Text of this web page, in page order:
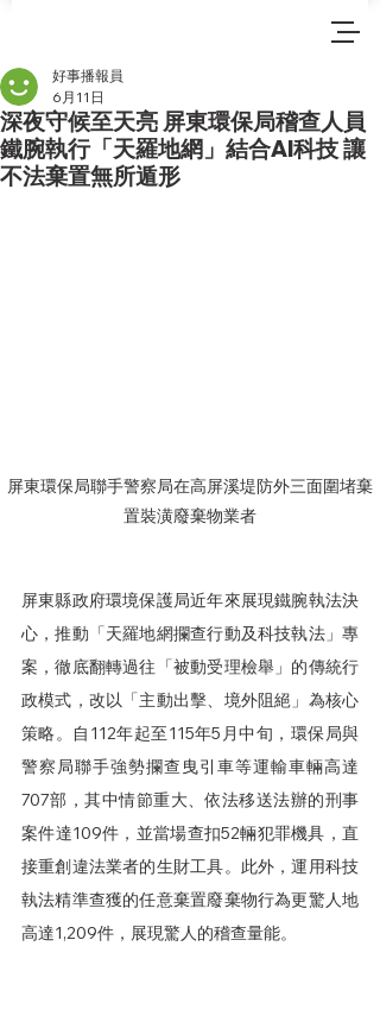
深夜守候至天亮 屏東環保局稽查人員
鐵腕執行「天羅地網」結合AI科技 讓
不法棄置無所遁形
好事播報員
6月11日
屏東環保局聯手警察局在高屏溪堤防外三面圍堵棄
置裝潢廢棄物業者
屏東縣政府環境保護局近年來展現鐵腕執法決
心，推動「天羅地網攔查行動及科技執法」專
案，徹底翻轉過往「被動受理檢舉」的傳統行
政模式，改以「主動出擊、境外阻絕」為核心
策略。自112年起至115年5月中旬，環保局與
警察局聯手強勢攔查曳引車等運輸車輛高達
707部，其中情節重大、依法移送法辦的刑事
案件達109件，並當場查扣52輛犯罪機具，直
接重創違法業者的生財工具。此外，運用科技
執法精準查獲的任意棄置廢棄物行為更驚人地
高達1,209件，展現驚人的稽查量能。